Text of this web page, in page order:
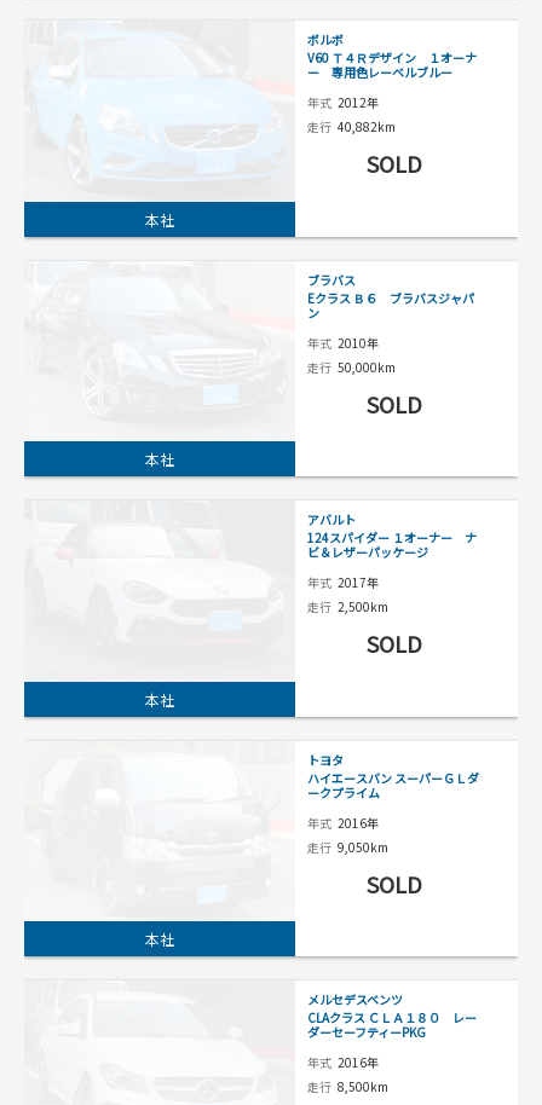
本社
ボルボ
V60 Ｔ４Ｒデザイン １オーナ
ー 専用色レーベルブルー
年式 2012年
走行 40,882km
SOLD
本社
ブラバス
Eクラス Ｂ６ ブラバスジャパ
ン
年式 2010年
走行 50,000km
SOLD
本社
アバルト
124スパイダー １オーナー ナ
ビ＆レザーパッケージ
年式 2017年
走行 2,500km
SOLD
本社
トヨタ
ハイエースバン スーパーＧＬダ
ークプライム
年式 2016年
走行 9,050km
SOLD
メルセデスベンツ
CLAクラス ＣＬＡ１８０ レー
ダーセーフティーPKG
年式 2016年
走行 8,500km